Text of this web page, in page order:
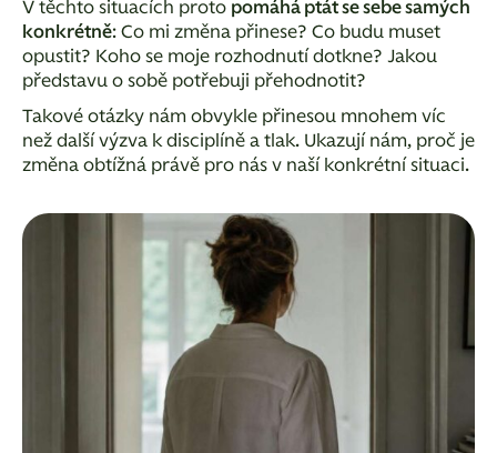
V těchto situacích proto pomáhá ptát se sebe samých
konkrétně: Co mi změna přinese? Co budu muset
opustit? Koho se moje rozhodnutí dotkne? Jakou
představu o sobě potřebuji přehodnotit?
Takové otázky nám obvykle přinesou mnohem víc
než další výzva k disciplíně a tlak. Ukazují nám, proč je
změna obtížná právě pro nás v naší konkrétní situaci.